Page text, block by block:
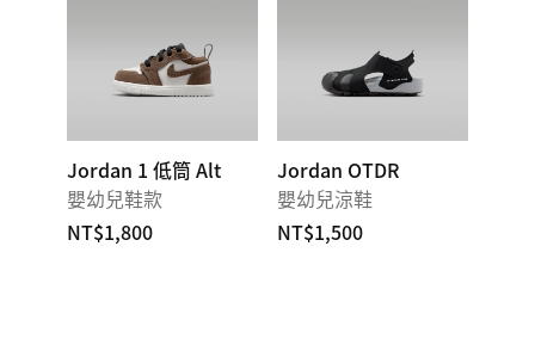
Jordan 1 低筒 Alt
嬰幼兒鞋款
NT$1,800
Jordan OTDR
嬰幼兒涼鞋
NT$1,500